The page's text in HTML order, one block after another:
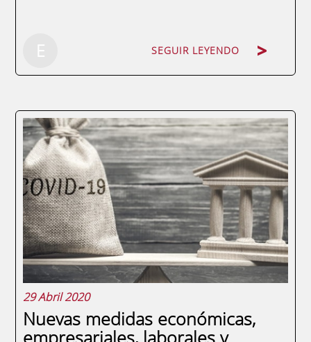
E SEGUIR LEYENDO
Cuando hablamos de apalancamiento de la
empresa, podemos enfocarlo desde dos
puntos de vista totalmente distintos,
aunque en algunos aspectos puedan estar,
en cierto modo, conectados: desde un
punto de vista financiero, pero también
desde un punto...
29 Abril 2020
Nuevas medidas económicas,
empresariales, laborales y